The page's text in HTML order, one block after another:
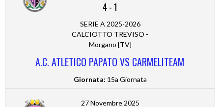
4-1
SERIE A 2025-2026
CALCIOTTO TREVISO -
Morgano [TV]
A.C. ATLETICO PAPATO VS CARMELITEAM
Giornata: 15a Giornata
27 Novembre 2025